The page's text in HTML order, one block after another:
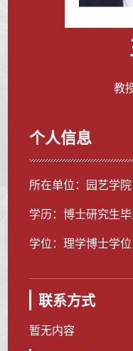
教
个人信息
所在单位：园艺学院
学历：博士研究生毕
学位：理学博士学位
联系方式
暂无内容